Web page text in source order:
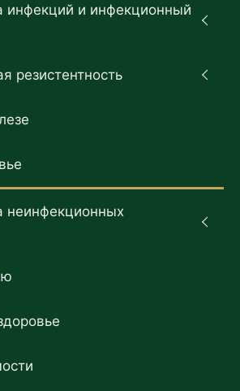
инфекций и инфекционный
резистентность
неинфекционных